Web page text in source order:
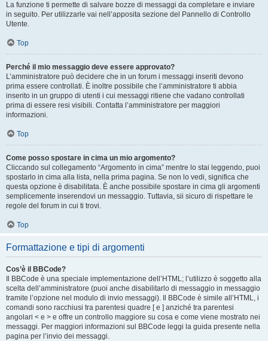
La funzione ti permette di salvare bozze di messaggi da completare e inviare
in seguito. Per utilizzarle vai nell’apposita sezione del Pannello di Controllo
Utente.
Top
Perché il mio messaggio deve essere approvato?
L’amministratore può decidere che in un forum i messaggi inseriti devono
prima essere controllati. È inoltre possibile che l’amministratore ti abbia
inserito in un gruppo di utenti i cui messaggi ritiene che vadano controllati
prima di essere resi visibili. Contatta l’amministratore per maggiori
informazioni.
Top
Come posso spostare in cima un mio argomento?
Cliccando sul collegamento “Argomento in cima” mentre lo stai leggendo, puoi
spostarlo in cima alla lista, nella prima pagina. Se non lo vedi, significa che
questa opzione è disabilitata. È anche possibile spostare in cima gli argomenti
semplicemente inserendovi un messaggio. Tuttavia, sii sicuro di rispettare le
regole del forum in cui ti trovi.
Top
Formattazione e tipi di argomenti
Cos’è il BBCode?
Il BBCode è una speciale implementazione dell’HTML; l’utilizzo è soggetto alla
scelta dell’amministratore (puoi anche disabilitarlo di messaggio in messaggio
tramite l’opzione nel modulo di invio messaggi). Il BBCode è simile all’HTML, i
comandi sono racchiusi tra parentesi quadre [ e ] anziché tra parentesi
angolari < e > e offre un controllo maggiore su cosa e come viene mostrato nei
messaggi. Per maggiori informazioni sul BBCode leggi la guida presente nella
pagina per l’invio dei messaggi.